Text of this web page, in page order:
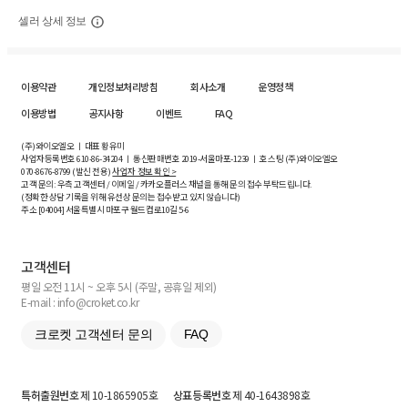
셀러 상세 정보
이용약관 개인정보처리방침 회사소개
운영정책
이용방법
공지사항 이벤트 FAQ
(주)와이오엘오 ㅣ 대표 황유미
사업자등록번호610-86-34204ㅣ 통신판매번호 2019-서울마포-1239 ㅣ 호스팅 (주)와이오엘오
070-8676-8799 (발신 전용)사업자 정보 확인 >
고객 문의: 우측 고객센터 / 이메일 / 카카오플러스 채널을 통해 문의 접수 부탁드립니다.
(정확한 상담 기록을 위해 유선상 문의는 접수받고 있지 않습니다)
주소 [04004] 서울특별시 마포구 월드컵로10길5-6
고객센터
평일 오전 11시 ~ 오후 5시 (주말, 공휴일 제외)
E-mail : info@croket.co.kr
크로켓 고객센터 문의 FAQ
특허출원번호제 10-1865905호 상표등록번호제 40-1643898호